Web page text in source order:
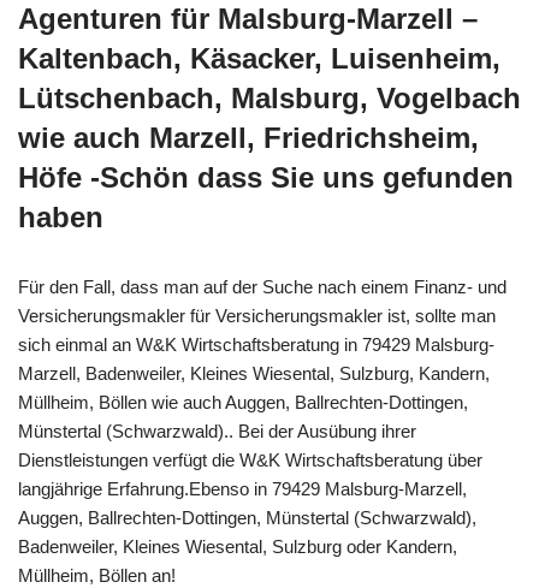
Agenturen für Malsburg-Marzell –
Kaltenbach, Käsacker, Luisenheim,
Lütschenbach, Malsburg, Vogelbach
wie auch Marzell, Friedrichsheim,
Höfe -Schön dass Sie uns gefunden
haben
Für den Fall, dass man auf der Suche nach einem Finanz- und
Versicherungsmakler für Versicherungsmakler ist, sollte man
sich einmal an W&K Wirtschaftsberatung in 79429 Malsburg-
Marzell, Badenweiler, Kleines Wiesental, Sulzburg, Kandern,
Müllheim, Böllen wie auch Auggen, Ballrechten-Dottingen,
Münstertal (Schwarzwald).. Bei der Ausübung ihrer
Dienstleistungen verfügt die W&K Wirtschaftsberatung über
langjährige Erfahrung.Ebenso in 79429 Malsburg-Marzell,
Auggen, Ballrechten-Dottingen, Münstertal (Schwarzwald),
Badenweiler, Kleines Wiesental, Sulzburg oder Kandern,
Müllheim, Böllen an!